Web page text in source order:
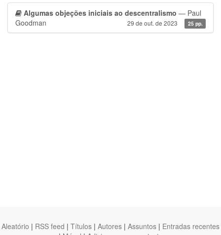
Algumas objeções iniciais ao descentralismo — Paul
Goodman
29 de out. de 2023 25 pp.
Aleatório | RSS feed | Títulos | Autores | Assuntos | Entradas recentes